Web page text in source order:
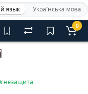
язык Українська мова
0